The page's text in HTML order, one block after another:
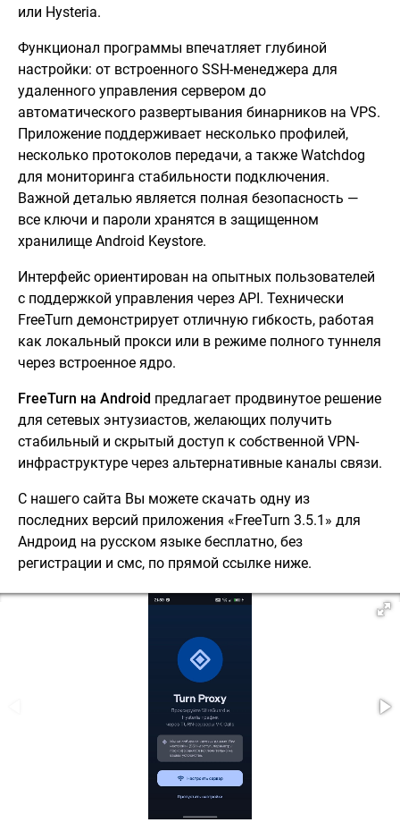
или Hysteria.
Функционал программы впечатляет глубиной
настройки: от встроенного SSH-менеджера для
удаленного управления сервером до
автоматического развертывания бинарников на VPS.
Приложение поддерживает несколько профилей,
несколько протоколов передачи, а также Watchdog
для мониторинга стабильности подключения.
Важной деталью является полная безопасность —
все ключи и пароли хранятся в защищенном
хранилище Android Keystore.
Интерфейс ориентирован на опытных пользователей
с поддержкой управления через API. Технически
FreeTurn демонстрирует отличную гибкость, работая
как локальный прокси или в режиме полного туннеля
через встроенное ядро.
FreeTurn на Android предлагает продвинутое решение
для сетевых энтузиастов, желающих получить
стабильный и скрытый доступ к собственной VPN-
инфраструктуре через альтернативные каналы связи.
С нашего сайта Вы можете скачать одну из
последних версий приложения «FreeTurn 3.5.1» для
Андроид на русском языке бесплатно, без
регистрации и смс, по прямой ссылке ниже.